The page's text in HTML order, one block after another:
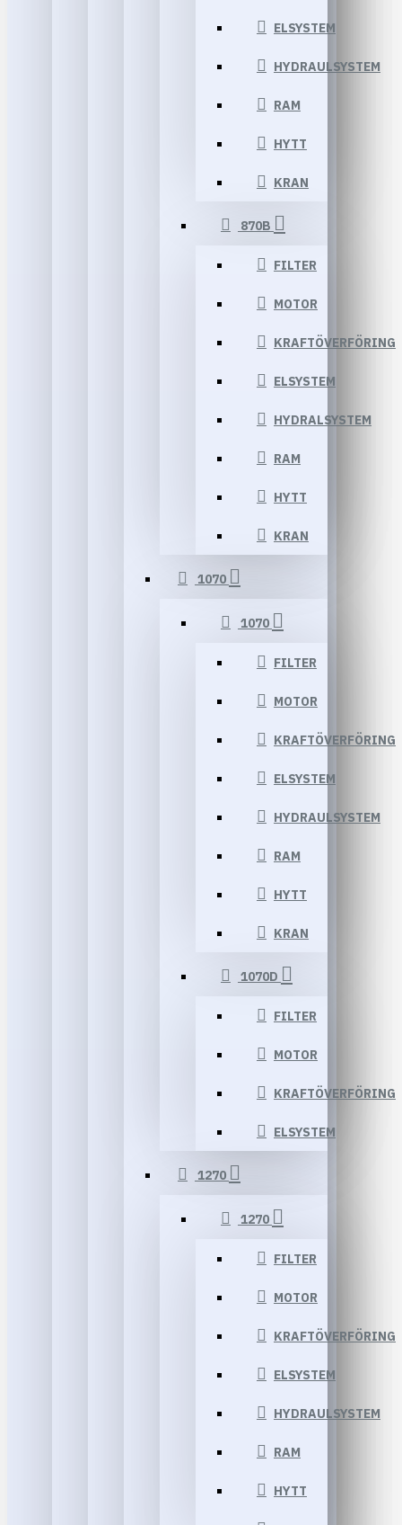
ELSYSTEM
HYDRAULSYSTEM
RAM
HYTT
KRAN
870B
FILTER
MOTOR
KRAFTÖVERFÖRING
ELSYSTEM
HYDRALSYSTEM
RAM
HYTT
KRAN
1070
1070
FILTER
MOTOR
KRAFTÖVERFÖRING
ELSYSTEM
HYDRAULSYSTEM
RAM
HYTT
KRAN
1070D
FILTER
MOTOR
KRAFTÖVERFÖRING
ELSYSTEM
1270
1270
FILTER
MOTOR
KRAFTÖVERFÖRING
ELSYSTEM
HYDRAULSYSTEM
RAM
HYTT